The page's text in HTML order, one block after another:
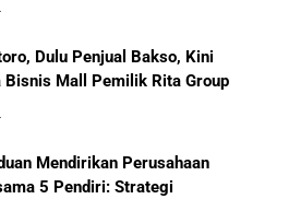
yang Sedang Viral di Asia
Onitsuka Tiger: 8 Fakta
di Balik Sepatu Ikonik
dari Karyawan ke
Dulu Penjual Bakso, Kini
Bisnis Mall Pemilik Rita Group
Mendirikan Perusahaan
5 Pendiri: Strategi